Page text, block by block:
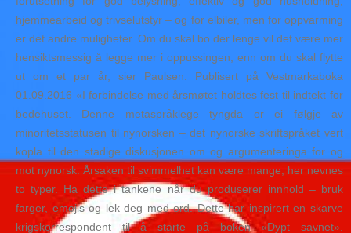
hjemmearbeid og trivselutstyr – og for elbiler, men for oppvarming
er det andre muligheter. Om du skal bo der lenge vil det være mer
hensiktsmessig å legge mer i oppussingen, enn om du skal flytte
ut om et par år, sier Paulsen. Publisert på Vestmarkaboka
01.09.2016 «I forbindelse med årsmøtet holdtes fest til indtekt for
bedehuset. Denne metaspråklege tyngda er ei følgje av
minoritetsstatusen til nynorsken – det nynorske skriftspråket vert
kopla til den stadige diskusjonen om og argumenteringa for og
mot nynorsk. Årsaken til svimmelhet kan være mange, her nevnes
to typer. Ha dette i tankene når du produserer innhold – bruk
farger, emojis og lek deg med ord. Dette har inspirert en skarve
krigskorrespondent til å starte på boken «Dypt savnet».